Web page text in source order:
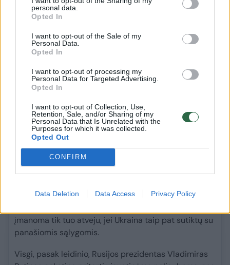
personal data.
Opted In
I want to opt-out of the Sale of my
Personal Data.
Opted In
I want to opt-out of processing my
Personal Data for Targeted Advertising.
Opted In
I want to opt-out of Collection, Use,
Retention, Sale, and/or Sharing of my
Personal Data that Is Unrelated with the
Purposes for which it was collected.
Opted Out
CONFIRM
Data Deletion Data Access Privacy Policy
smūgius
kare su Ukraina – tai būtų simbolinė nuolaida JAV
prezidentui Donaldui Trumpui, siekiant išvengti
nutraukimo planuose kol kas nėra, rašo „Bloomberg“.
artėjant numatomam JAV prezidento specialiojo
pasiuntinio Steve’o Witkoffo vizitui į Maskvą. Manoma,
kad šis vizitas – paskutinė galimybė pasiekti kokį
nors susitarimą su D. Trumpu, nors šansai tam yra
svarstyti apie oro smūgių – dronų ir raketų –
įmanoma tik tuo atveju, jei Ukraina taip pat sutiktų su
panašiomis sąlygomis.
Visgi, pasak leidinio, Rusijos prezidentas Vladimiras